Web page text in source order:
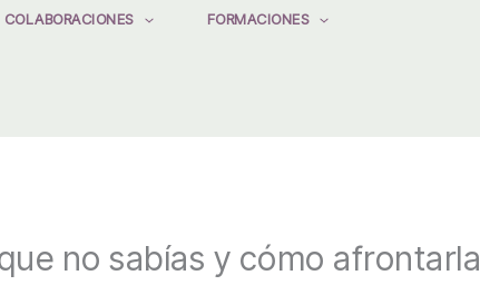
COLABORACIONES
FORMACIONES
no sabías y cómo afrontarla